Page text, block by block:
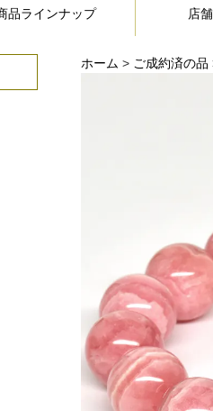
品ラインナップ 店
ホーム > ご成約済の品